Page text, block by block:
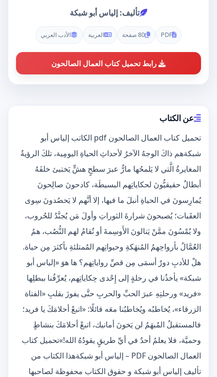
تأليف: إلياس أبو شبكة
PDF 80 صفحة العربية الأدب العربي
رابط تحميل كتاب العمال الصالحون
عن الكتاب
تحميل كتاب العمال الصالحون pdf الكاتب إلياس أبو
شبكةهم ذاكَ الوجهُ الآخرُ لأحداثِ الحياةِ اليومِية، تلكَ الرؤيةُ
المغايرةُ الَّتي لا يَلمحُها مارٌّ عبرَ سطحٍ هشٍّ يَختبئ خلفَهُ
أبطالٌ حقيقيُّونَ لحكاياتِهم البسيطَة، كادحونَ صالِحونَ
يُمارِسونَ في الحياةِ أنبلَ ما فيها، إلا أنَّهم لا يَحصُدونَ سِوى
العقَبات؛ يُصبحونَ شرارةَ الثوراتِ وأولَ مَن يُجنَّدُ للحُروب،
ولا يُمْسُونَ ممَّنْ يَنالونَ الأَوسِمةَ أو تُقامُ لهم النُّصُب، همُ
العُمَّالُ بأرواحِهمُ المُنهَكةِ وحيواتِهم المُمتلئةِ بأكثرَ مِن حياة.
هلْ للأدبِ دورٌ أسمَى مِن قصِّ رواياتِهم؟ ها هوَ «إلياس أبو
شبكة» يأخذُنا في رحلةٍ إلى إِحْدى حِكاياتِهم، يُعرِّفُنا ببطلِها
«فريد» ورحلتِهِ عبرَ الحبِّ والحربِ حتَّى يفوزَ بقلبِ «الفتاة
الزرقاء»، يُخاطبُه ويُخاطبُنا معَه قائلًا: «اتبعْ أحلامَكَ يا فريد؛
فالمستقبلُ المُبهَمُ لن يَخونَ أمانيك، اتبعْ أحلامَكَ بنشاطٍ
وحميَّة، فلا يعلمُ أحدٌ في أيِّ طريقٍ يقودُهُ الله!»تحميل كتاب
العمال الصالحون PDF – إلياس أبو شبكةهذا الكتاب من
تأليف إلياس أبو شبكة و حقوق الكتاب محفوظة لصاحبها